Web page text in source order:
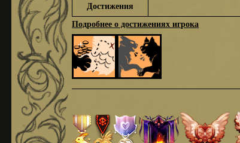
Достижения
Подробнее о достижениях игрока